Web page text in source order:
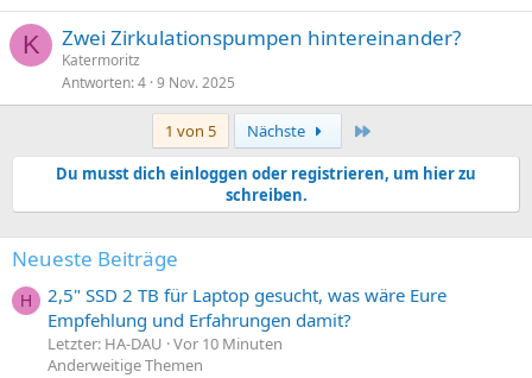
K Zwei Zirkulationspumpen hintereinander?
Katermoritz
Antworten 4 9 Nov. 2025
1 von 5 Nächste
Du musst dich einloggen oder registrieren, um hier zu
schreiben.
Neueste Beiträge
H
2,5" SSD 2 TB für Laptop gesucht, was wäre Eure
Empfehlung und Erfahrungen damit?
Letzter: HA-DAU Vor 10 Minuten
Anderweitige Themen